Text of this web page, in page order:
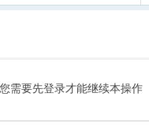
您需要先登录才能继续本操作